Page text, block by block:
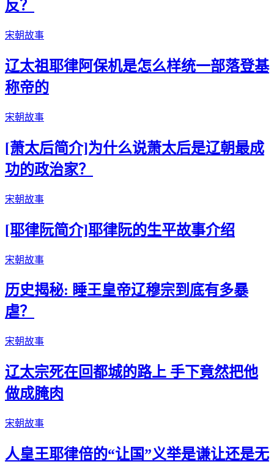
反？
宋朝故事
辽太祖耶律阿保机是怎么样统一部落登基
称帝的
宋朝故事
[萧太后简介]为什么说萧太后是辽朝最成
功的政治家？
宋朝故事
[耶律阮简介]耶律阮的生平故事介绍
宋朝故事
历史揭秘: 睡王皇帝辽穆宗到底有多暴
虐？
宋朝故事
辽太宗死在回都城的路上 手下竟然把他
做成腌肉
宋朝故事
人皇王耶律倍的“让国”义举是谦让还是无